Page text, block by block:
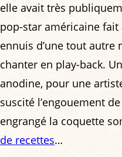
elle avait très
pop-star américaine fait
ennuis d’une tout autre
chanter en play-back.
anodine, pour une
suscité l’engouement
engrangé la coquette
de recettes…